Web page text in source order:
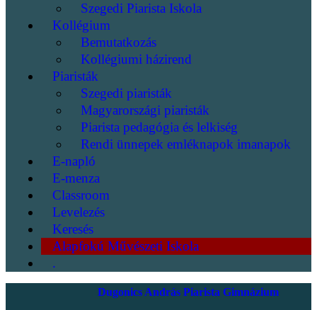
Szegedi Piarista Iskola
Kollégium
Bemutatkozás
Kollégiumi házirend
Piaristák
Szegedi piaristák
Magyarországi piaristák
Piarista pedagógia és lelkiség
Rendi ünnepek emléknapok imanapok
E-napló
E-menza
Classroom
Levelezés
Keresés
Alapfokú Művészeti Iskola
.
Dugonics András Piarista Gimnázium